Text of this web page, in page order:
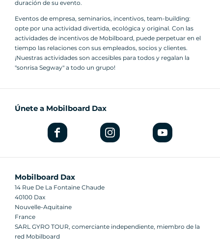
duración de su evento.
Eventos de empresa, seminarios, incentivos, team-building:
opte por una actividad divertida, ecológica y original. Con las
actividades de incentivos de Mobilboard, puede perpetuar en el
tiempo las relaciones con sus empleados, socios y clientes.
¡Nuestras actividades son accesibles para todos y regalan la
"sonrisa Segway" a todo un grupo!
Únete a Mobilboard Dax
Mobilboard Dax
14 Rue De La Fontaine Chaude
40100 Dax
Nouvelle-Aquitaine
France
SARL GYRO TOUR, comerciante independiente, miembro de la
red Mobilboard